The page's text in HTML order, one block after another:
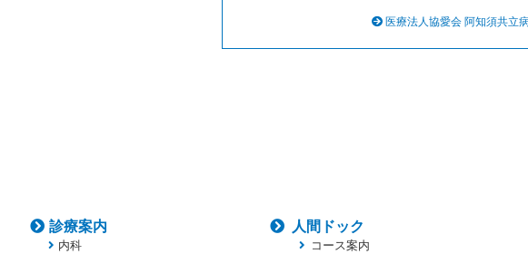
医療法人協愛会 阿知須共立
診療案内
内科
人間ドック
コース案内